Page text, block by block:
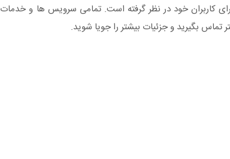
کاربران خود در نظر گرفته است. تمامی سرویس ها و خدمات
تماس بگیرید و جزئیات بیشتر را جویا شوید.